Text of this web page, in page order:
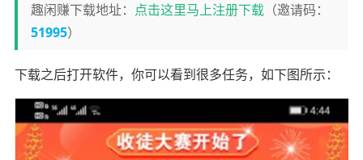
趣闲赚下载地址： 点击这里马上注册下载（邀请码：
51995）
下载之后打开软件，你可以看到很多任务，如下图所示：